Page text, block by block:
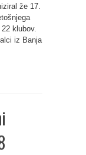
že 17.
klubov.
iz Banja